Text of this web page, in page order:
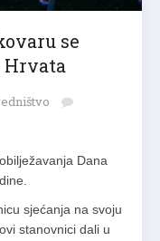
se
Hrvata
Dana
sjećanja na svoju
stanovnici dali u